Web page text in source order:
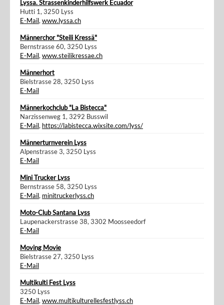
Lyssa. Strassenkinderhilfswerk Ecuador
Hutti 1, 3250 Lyss
E-Mail, www.lyssa.ch
Männerchor "Steili Kressä"
Bernstrasse 60, 3250 Lyss
E-Mail, www.steilikressae.ch
Männerhort
Bielstrasse 28, 3250 Lyss
E-Mail
Männerkochclub "La Bistecca"
Narzissenweg 1, 3292 Busswil
E-Mail, https://labistecca.wixsite.com/lyss/
Männerturnverein Lyss
Alpenstrasse 3, 3250 Lyss
E-Mail
Mini Trucker Lyss
Bernstrasse 58, 3250 Lyss
E-Mail, minitruckerlyss.ch
Moto-Club Santana Lyss
Laupenackerstrasse 38, 3302 Moosseedorf
E-Mail
Moving Movie
Bielstrasse 27, 3250 Lyss
E-Mail
Multikulti Fest Lyss
3250 Lyss
E-Mail, www.multikulturellesfestlyss.ch